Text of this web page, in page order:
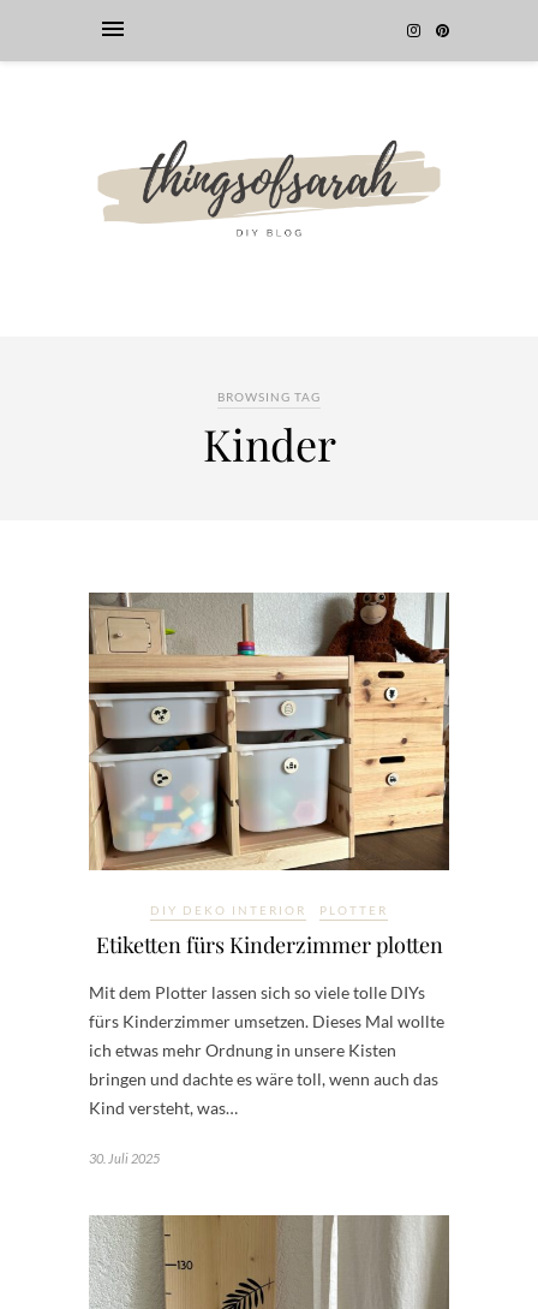
BROWSING TAG
Kinder
DIY DEKO INTERIOR PLOTTER
Etiketten fürs Kinderzimmer plotten
Mit dem Plotter lassen sich so viele tolle DIYs
fürs Kinderzimmer umsetzen. Dieses Mal wollte
ich etwas mehr Ordnung in unsere Kisten
bringen und dachte es wäre toll, wenn auch das
Kind versteht, was…
30. Juli 2025